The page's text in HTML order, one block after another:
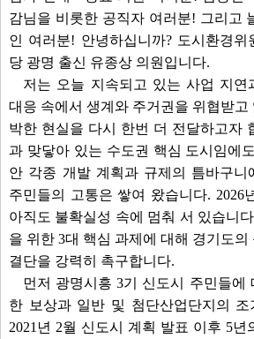
감님을 비롯한 공직자 여러분! 그리고
인 여러분! 안녕하십니까? 도시환경
당 광명 출신 유종상 의원입니다.
저는 오늘 지속되고 있는 사업 지연
대응 속에서 생계와 주거권을 위협받고
박한 현실을 다시 한번 더 전달하고자
과 맞닿아 있는 수도권 핵심 도시임에
안 각종 개발 계획과 규제의 틈바구니
주민들의 고통은 쌓여 왔습니다. 2026
아직도 불확실성 속에 멈춰 서 있습니
을 위한 3대 핵심 과제에 대해 경기도
결단을 강력히 촉구합니다.
먼저 광명시흥 3기 신도시 주민들에
한 보상과 일반 및 첨단산업단지의 조
2021년 2월 신도시 계획 발표 이후 5년